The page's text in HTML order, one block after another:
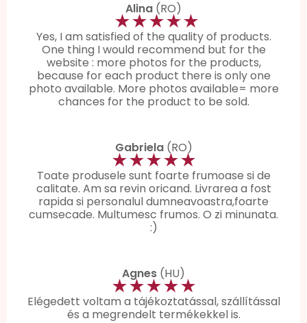
Alina (RO)
★★★★★
Yes, I am satisfied of the quality of products.
One thing I would recommend but for the
website : more photos for the products,
because for each product there is only one
photo available. More photos available= more
chances for the product to be sold.
Gabriela(RO)
★★★★★
Toate produsele sunt foarte frumoase si de
calitate. Am sa revin oricand. Livrarea a fost
rapida si personalul dumneavoastra,foarte
cumsecade. Multumesc frumos. O zi minunata.
:)
Agnes (HU)
★★★★★
Elégedett voltam a tájékoztatással, szállítással
és a megrendelt termékekkel is.